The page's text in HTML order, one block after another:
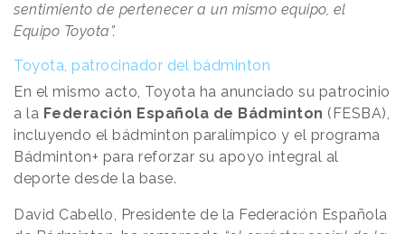
sentimiento de pertenecer a un mismo equipo, el
Equipo Toyota”.
Toyota, patrocinador del bádminton
En el mismo acto, Toyota ha anunciado su patrocinio
a la Federación Española de Bádminton (FESBA),
incluyendo el bádminton paralímpico y el programa
Bádminton+ para reforzar su apoyo integral al
deporte desde la base.
David Cabello, Presidente de la Federación Española